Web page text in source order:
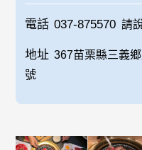
電話 037-875570 請
地址 367苗栗縣三義
號